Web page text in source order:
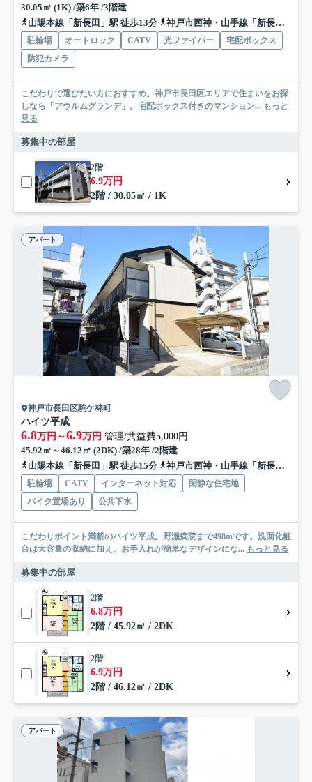
30.05㎡ (1K) /築6年 /3階建
山陽本線「新長田」駅 徒歩13分
神戸市西神・山手線「新長田」駅 徒歩13分
駐輪場 オートロック CATV 光ファイバー
宅配ボックス
防犯カメラ
こだわりで選びたい方におすすめ。神戸市長田区エリアで住まいをお探
しなら「アウルムグランデ」。宅配ボックス付きのマンション... もっと
見る
募集中の部屋
2階
6.9万円
2階 / 30.05㎡ / 1K
アパート
神戸市長田区駒ケ林町
ハイツ平成
6.8万円～6.9万円 管理/共益費5,000円
45.92㎡～46.12㎡ (2DK) /築28年 /2階建
山陽本線「新長田」駅 徒歩15分
神戸市西神・山手線「新長田」駅 徒歩15分
駐輪場 CATV インターネット対応
閑静な住宅地
バイク置場あり
公共下水
こだわりポイント満載のハイツ平成。野瀬病院まで498mです。洗面化粧
台は大容量の収納に加え、お手入れが簡単なデザインにな... もっと見る
募集中の部屋
2階
6.8万円
2階 / 45.92㎡ / 2DK
2階
6.9万円
2階 / 46.12㎡ / 2DK
アパート